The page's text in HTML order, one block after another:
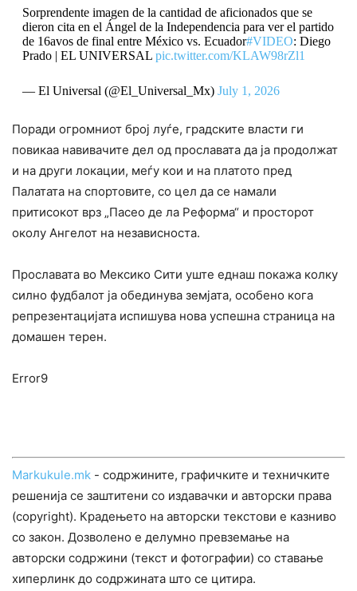
Sorprendente imagen de la cantidad de aficionados que se
dieron cita en el Ángel de la Independencia para ver el partido
de 16avos de final entre México vs. Ecuador#VIDEO: Diego
Prado | EL UNIVERSAL pic.twitter.com/KLAW98rZl1
— El Universal (@El_Universal_Mx) July 1, 2026
Поради огромниот број луѓе, градските власти ги
повикаа навивачите дел од прославата да ја продолжат
и на други локации, меѓу кои и на платото пред
Палатата на спортовите, со цел да се намали
притисокот врз „Пасео де ла Реформа“ и просторот
околу Ангелот на независноста.
Прославата во Мексико Сити уште еднаш покажа колку
силно фудбалот ја обединува земјата, особено кога
репрезентацијата испишува нова успешна страница на
домашен терен.
Error9
Markukule.mk - содржините, графичките и техничките
решенија се заштитени со издавачки и авторски права
(copyright). Крадењето на авторски текстови е казниво
со закон. Дозволено е делумно превземање на
авторски содржини (текст и фотографии) со ставање
хиперлинк до содржината што се цитира.